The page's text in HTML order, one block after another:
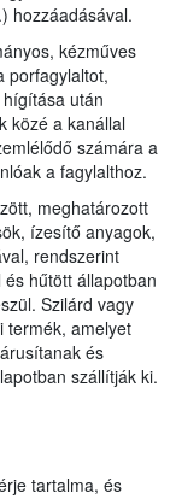
hozzáadásával.
kézműves
porfagylaltot,
után
közé a kanállal
számára a
a fagylalthoz.
meghatározott
ízesítő anyagok,
rendszerint
hűtött állapotban
Szilárd vagy
termék, amelyet
és
szállítják ki.
tartalma, és